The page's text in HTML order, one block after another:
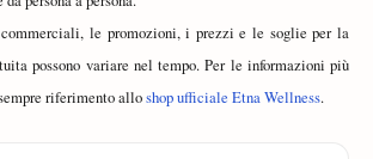
le promozioni, i prezzi e le soglie per la
possono variare nel tempo. Per le informazioni più
riferimento alloshop ufficiale Etna Wellness.